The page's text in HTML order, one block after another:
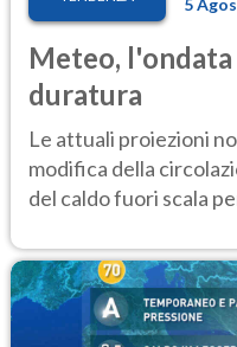
5
Meteo,
duratura
Le attuali proiezioni
modifica della
del caldo fuori scala